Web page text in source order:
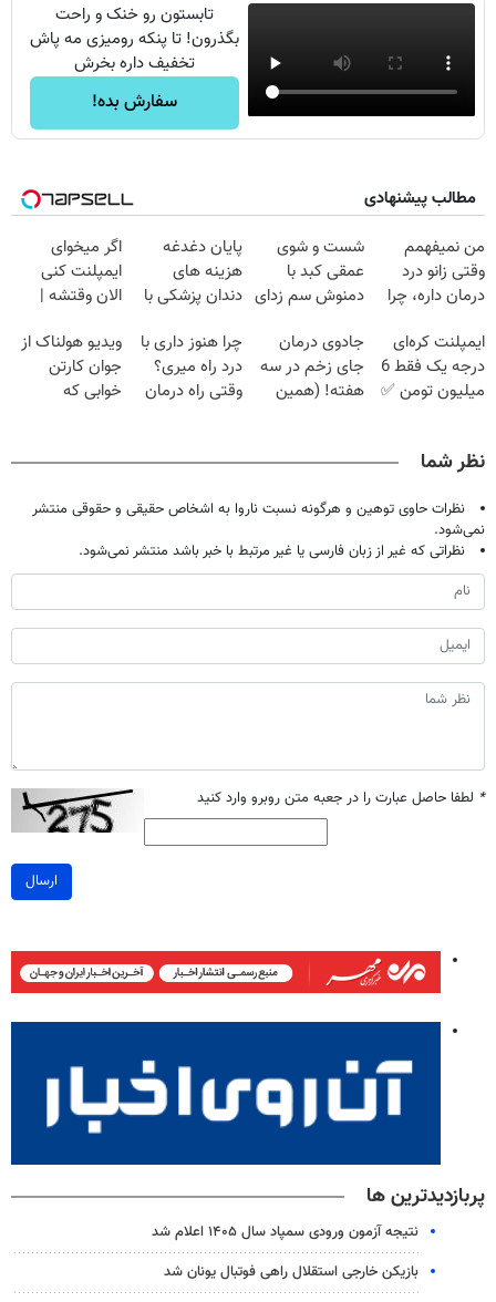
تابستون رو خنک و راحت
بگذرون! تا پنکه رومیزی مه پاش
تخفیف داره بخرش
سفارش بده!
مطالب پیشنهادی
من نمیفهمم
وقتی زانو درد
درمان داره، چرا
تحمل میکنی؟❗
شست و شوی
عمقی کبد با
دمنوش سم زدای
پایان دغدغه
هزینه های
دندان پزشکی با
خانگی
اگر میخوای
ایمپلنت کنی
الان وقتشه |
میلیون تومان!!!
ایمپلنت کره‌ای
درجه یک فقط 6
میلیون تومن ✅
جادوی درمان
جای زخم در سه
هفته! (همین
چرا هنوز داری با
درد راه میری؟
وقتی راه درمان
ویدیو هولناک از
جوان کارتن
خوابی که
نظر شما
نظرات حاوی توهین و هرگونه نسبت ناروا به اشخاص حقیقی و حقوقی منتشر
نمی‌شود.
نظراتی که غیر از زبان فارسی یا غیر مرتبط با خبر باشد منتشر نمی‌شود.
* لطفا حاصل عبارت را در جعبه متن روبرو وارد کنید
ارسال
پربازدیدترین ها
نتیجه آزمون ورودی سمپاد سال ۱۴۰۵ اعلام شد
بازیکن خارجی استقلال راهی فوتبال یونان شد